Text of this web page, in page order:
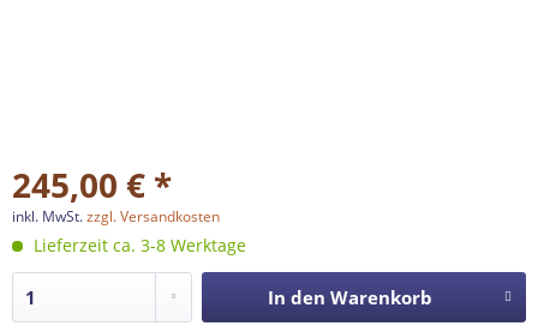
245,00 € *
inkl. MwSt.zzgl. Versandkosten
Lieferzeit ca. 3-8 Werktage
In den Warenkorb